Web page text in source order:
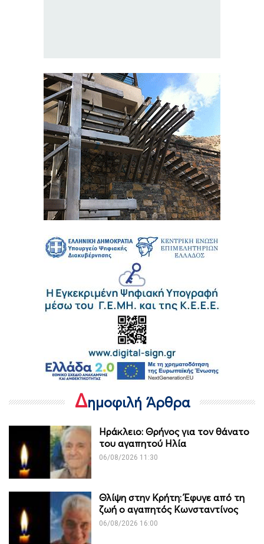
Δημοφιλή Άρθρα
Ηράκλειο: Θρήνος για τον θάνατο
του αγαπητού Ηλία
06/08/2026 11:30
Θλίψη στην Κρήτη: Έφυγε από τη
ζωή ο αγαπητός Κωνσταντίνος
06/08/2026 16:00